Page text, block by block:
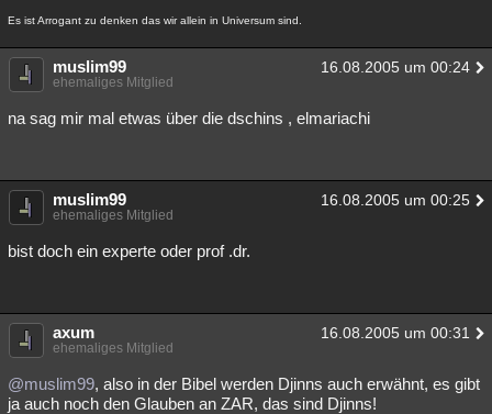
Es ist Arrogant zu denken das wir allein in Universum sind.
muslim99 16.08.2005 um 00:24
ehemaliges Mitglied
na sag mir mal etwas über die dschins , elmariachi
muslim99 16.08.2005 um 00:25
ehemaliges Mitglied
bist doch ein experte oder prof .dr.
axum 16.08.2005 um 00:31
ehemaliges Mitglied
@muslim99, also in der Bibel werden Djinns auch erwähnt, es gibt
ja auch noch den Glauben an ZAR, das sind Djinns!